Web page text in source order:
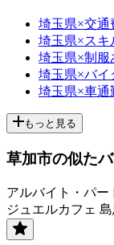
埼玉県×交通
埼玉県×スキ
埼玉県×制服
埼玉県×バイ
埼玉県×車通
もっと見る
草加市の似た
アルバイト・パー
ジュエルカフェ